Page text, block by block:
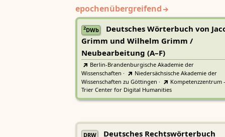
epochenübergreifend
2DWb
Deutsches Wörterbuch von
Grimm und Wilhelm Grimm /
Neubearbeitung (A–F)
Berlin-Brandenburgische Akademie der
Wissenschaften ·
Niedersächsische Akademie der
Wissenschaften zu Göttingen ·
Kompetenzzentrum -
Trier Center for Digital Humanities
DRW Deutsches Rechtswörterbuch